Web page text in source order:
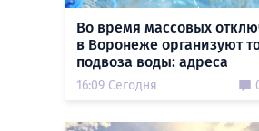
Во время массовых
в Воронеже организуют
подвоза воды: адреса
16:09 Сегодня